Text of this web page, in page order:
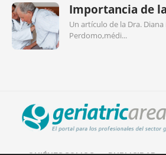
Importancia de
Un artículo de la Dra.
Perdomo,médi...